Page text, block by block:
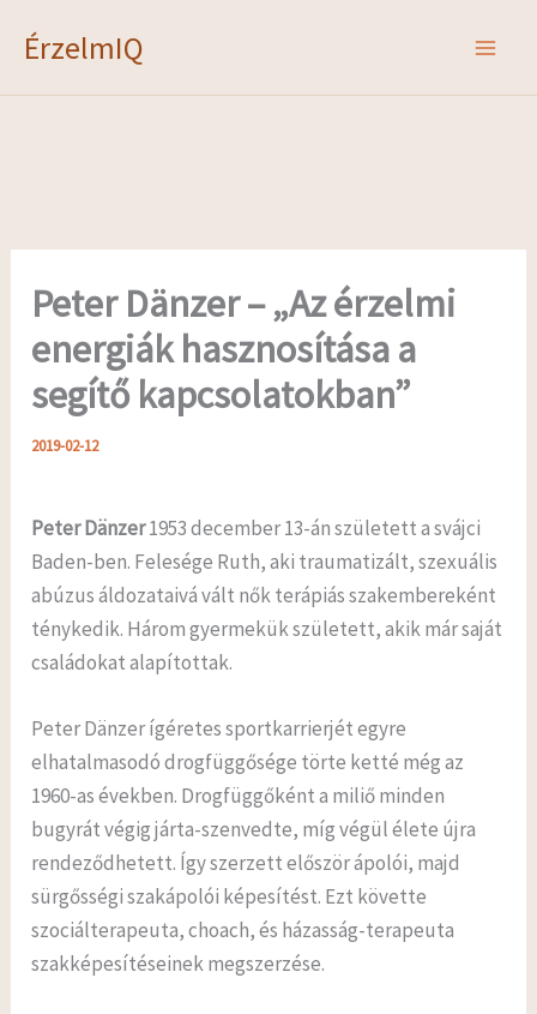
ÉrzelmIQ
Peter Dänzer – „Az érzelmi
energiák hasznosítása a
segítő kapcsolatokban”
2019-02-12
Peter Dänzer1953 december 13-án született a svájci
Baden-ben. Felesége Ruth, aki traumatizált, szexuális
abúzus áldozataivá vált nők terápiás szakembereként
ténykedik. Három gyermekük született, akik már saját
családokat alapítottak.
Peter Dänzer ígéretes sportkarrierjét egyre
elhatalmasodó drogfüggősége törte ketté még az
1960-as években. Drogfüggőként a miliő minden
bugyrát végig járta-szenvedte, míg végül élete újra
rendeződhetett. Így szerzett először ápolói, majd
sürgősségi szakápolói képesítést. Ezt követte
szociálterapeuta, choach, és házasság-terapeuta
szakképesítéseinek megszerzése.